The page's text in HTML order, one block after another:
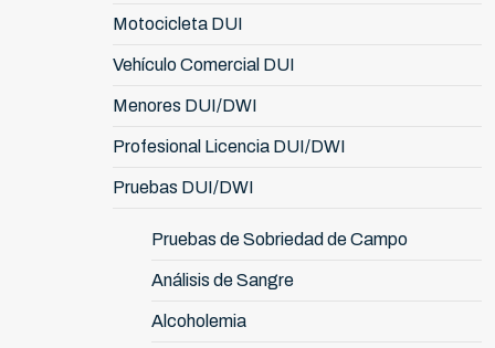
Motocicleta DUI
Vehículo Comercial DUI
Menores DUI/DWI
Profesional Licencia DUI/DWI
Pruebas DUI/DWI
Pruebas de Sobriedad de Campo
Análisis de Sangre
Alcoholemia